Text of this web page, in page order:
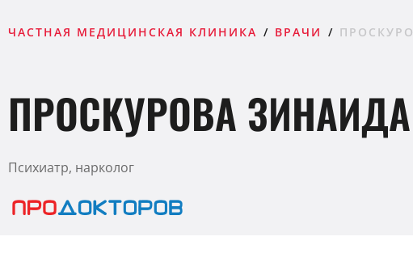
ЧАСТНАЯ МЕДИЦИНСКАЯ КЛИНИКА ВРАЧИ
ПРОСКУРОВА
Психиатр, нарколог